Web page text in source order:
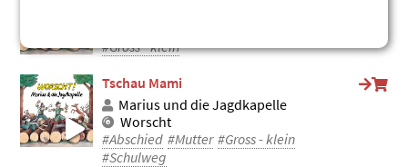
#Gross - klein
Tschau Mami
Marius und die Jagdkapelle
Worscht
#Abschied #Mutter #Gross - klein
#Schulweg